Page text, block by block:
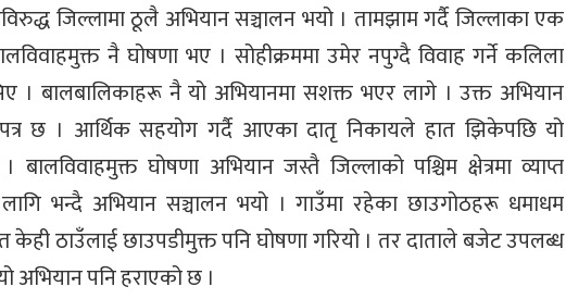
जिल्लामा ठूलै अभियान सञ्चालन भयो । तामझाम गर्दै जिल्लाका एक
नै घोषणा भए । सोहीक्रममा उमेर नपुग्दै विवाह गर्ने कलिला
। बालबालिकाहरू नै यो अभियानमा सशक्त भएर लागे । उक्त अभियान
छ । आर्थिक सहयोग गर्दै आएका दातृ निकायले हात झिकेपछि यो
बालविवाहमुक्त घोषणा अभियान जस्तै जिल्लाको पश्चिम क्षेत्रमा व्याप्त
लागि भन्दै अभियान सञ्चालन भयो । गाउँमा रहेका छाउगोठहरू धमाधम
केही ठाउँलाई छाउपडीमुक्त पनि घोषणा गरियो । तर दाताले बजेट उपलब्ध
अभियान पनि हराएको छ ।